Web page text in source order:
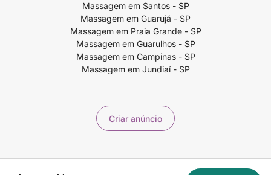
Massagem em Santos - SP
Massagem em Guarujá - SP
Massagem em Praia Grande - SP
Massagem em Guarulhos - SP
Massagem em Campinas - SP
Massagem em Jundiaí - SP
Criar anúncio
Copyright ©2026 99massagem.com.br - 99Massagem Publicidade e